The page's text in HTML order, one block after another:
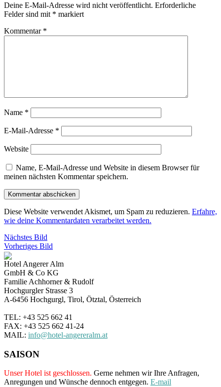
Deine E-Mail-Adresse wird nicht veröffentlicht. Erforderliche
Felder sind mit * markiert
Kommentar *
Name *
E-Mail-Adresse *
Website
Name, E-Mail-Adresse und Website in diesem Browser für
meinen nächsten Kommentar speichern.
Diese Website verwendet Akismet, um Spam zu reduzieren. Erfahre,
wie deine Kommentardaten verarbeitet werden.
Nächstes Bild
Vorheriges Bild
Hotel Angerer Alm
GmbH & Co KG
Familie Achhorner & Rudolf
Hochgurgler Strasse 3
A-6456 Hochgurgl, Tirol, Ötztal, Österreich
TEL: +43 525 662 41
FAX: +43 525 662 41-24
MAIL: info@hotel-angereralm.at
SAISON
Unser Hotel ist geschlossen. Gerne nehmen wir Ihre Anfragen,
Anregungen und Wünsche dennoch entgegen. E-mail